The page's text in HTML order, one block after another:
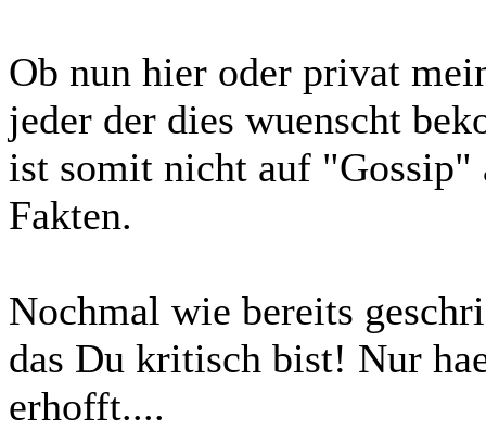
Ob nun hier oder privat
jeder der dies wuenscht
ist somit nicht auf "Gossip"
Fakten.
Nochmal wie bereits
das Du kritisch bist! Nur
erhofft....